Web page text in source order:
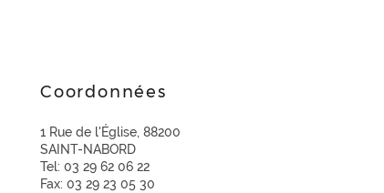
Coordonnées
1 Rue de l'Église, 88200
SAINT-NABORD
Tel: 03 29 62 06 22
Fax: 03 29 23 05 30